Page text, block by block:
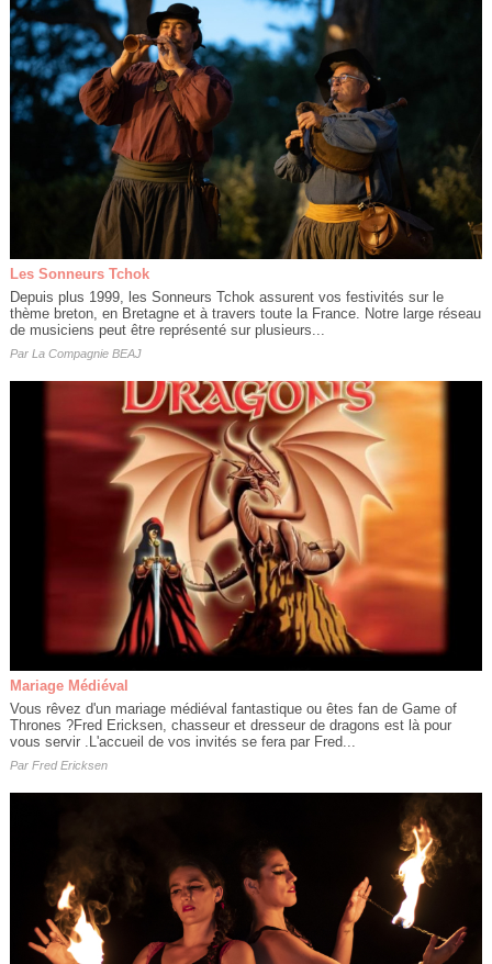
Les Sonneurs Tchok
Depuis plus 1999, les Sonneurs Tchok assurent vos festivités sur le
thème breton, en Bretagne et à travers toute la France. Notre large réseau
de musiciens peut être représenté sur plusieurs...
Par La Compagnie BEAJ
Mariage Médiéval
Vous rêvez d'un mariage médiéval fantastique ou êtes fan de Game of
Thrones ?Fred Ericksen, chasseur et dresseur de dragons est là pour
vous servir .L'accueil de vos invités se fera par Fred...
Par Fred Ericksen